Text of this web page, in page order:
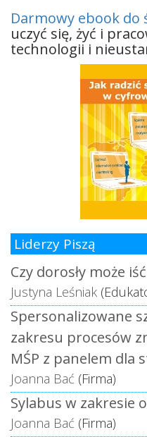
Darmowy ebook do
uczyć się, żyć i
technologii i
Liderzy Piszą
Czy dorosły może
Justyna Leśniak
Spersonalizowane
zakresu procesów
MŚP z panelem dla
Joanna Bać (Firma)
Sylabus w zakresie
Joanna Bać (Firma)